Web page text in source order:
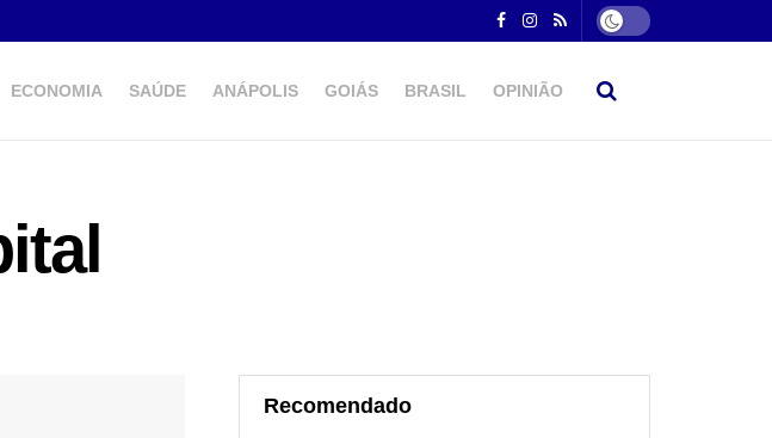
ECONOMIA SAÚDE ANÁPOLIS GOIÁS BRASIL OPINIÃO
Recomendado